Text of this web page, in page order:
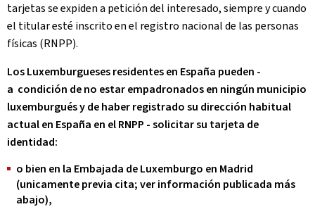
tarjetas se expiden a petición del interesado, siempre y cuando
el titular esté inscrito en el registro nacional de las personas
físicas (RNPP).
Los Luxemburgueses residentes en España pueden -
a condición de no estar empadronados en ningún municipio
luxemburgués y de haber registrado su dirección habitual
actual en España en el RNPP - solicitar su tarjeta de
identidad:
o bien en la Embajada de Luxemburgo en Madrid
(unicamente previa cita; ver información publicada más
abajo),